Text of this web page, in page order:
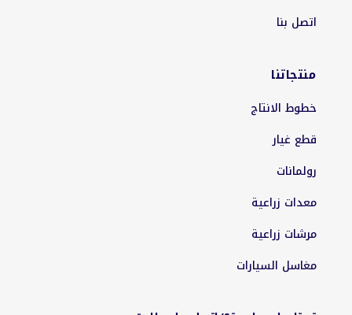
اتصل بنا
منتجاتنا
خطوط الانتاج
قطع غيار
رولمانات
معدات زراعية
مرشات زراعية
مغاسل السيارات